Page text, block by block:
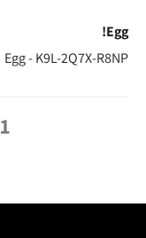
Egg!
Egg - K9L-2Q7X-R8NP
1